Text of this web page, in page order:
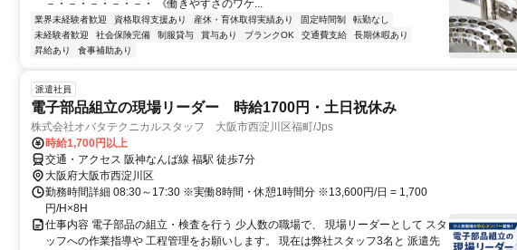
－・－・－・－・－・ 《働きやすさのワケ...
業界未経験者歓迎 資格取得支援あり 産休・育休取得実績あり 固定時間制
転勤なし
未経験者歓迎
社会保険完備 制服貸与 賞与あり ブランクOK 交通費支給
長期休暇あり
昇給あり
食事補助あり
派遣社員
電子部品組立の現場リーダー 時給1700円・土日祝休み
株式会社オバタテクニカルスタッフ 大阪市西淀川区福町/Jps
時給1,700円以上
交通・アクセス 阪神なんば線 福駅 徒歩7分
大阪府大阪市西淀川区
勤務時間詳細 08:30～17:30 ※実働8時間・休憩1時間分 ※13,600円/日 = 1,700
円/H×8H
仕事内容 電子部品の組立・検査を行う 少人数の職場で、 現場リーダーとして スタ
ッフへの作業指導や 工程管理をお願いします。 現在は弊社スタッフ3名と 派遣先